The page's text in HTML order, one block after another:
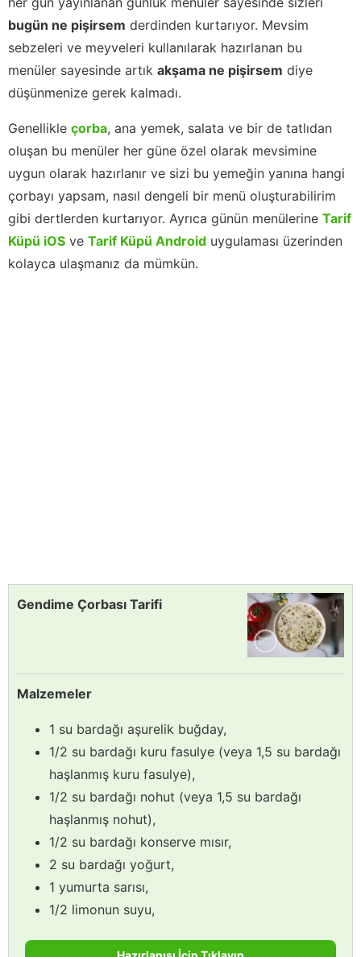
bugün ne pişirsem derdinden kurtarıyor. Mevsim
sebzeleri ve meyveleri kullanılarak hazırlanan bu
menüler sayesinde artık akşama ne pişirsem diye
düşünmenize gerek kalmadı.
Genellikle çorba, ana yemek, salata ve bir de tatlıdan
oluşan bu menüler her güne özel olarak mevsimine
uygun olarak hazırlanır ve sizi bu yemeğin yanına hangi
çorbayı yapsam, nasıl dengeli bir menü oluşturabilirim
gibi dertlerden kurtarıyor. Ayrıca günün menülerine Tarif
Küpü iOS ve Tarif Küpü Android uygulaması üzerinden
kolayca ulaşmanız da mümkün.
Gendime Çorbası Tarifi
Malzemeler
1 su bardağı aşurelik buğday,
1/2 su bardağı kuru fasulye (veya 1,5 su bardağı
haşlanmış kuru fasulye),
1/2 su bardağı nohut (veya 1,5 su bardağı
haşlanmış nohut),
1/2 su bardağı konserve mısır,
2 su bardağı yoğurt,
1 yumurta sarısı,
1/2 limonun suyu,